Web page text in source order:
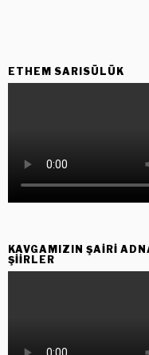
ETHEM SARISÜLÜK
KAVGAMIZIN ŞAIRI
ŞIIRLER